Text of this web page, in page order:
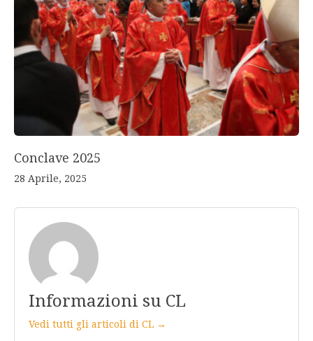
Conclave 2025
28 Aprile, 2025
Informazioni su CL
Vedi tutti gli articoli di CL →